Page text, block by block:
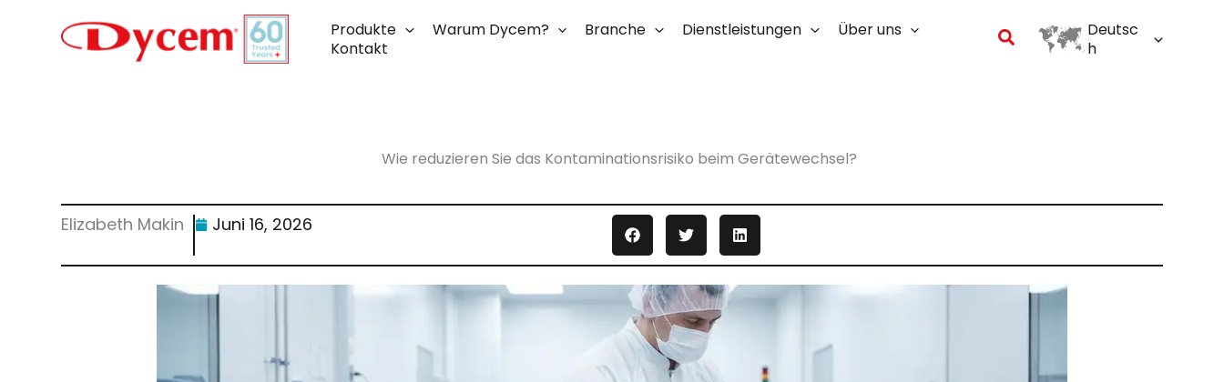
springen
Produkte Warum Dycem? Branche Dienstleistungen
Über uns
Kontakt
Suchen
Deutsc
h
Wie reduzieren Sie das Kontaminationsrisiko beim Gerätewechsel?
Elizabeth Makin Juni 16, 2026